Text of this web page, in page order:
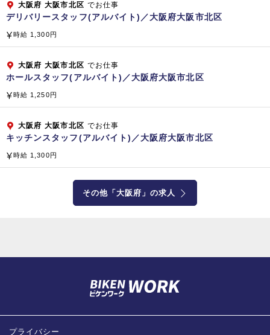
企業公式サイト
大阪府 大阪市北区 でお仕事
デリバリースタッフ(アルバイト)／大阪府大阪市北区
時給 1,300円
大阪府 大阪市北区 でお仕事
ホールスタッフ(アルバイト)／大阪府大阪市北区
時給 1,250円
大阪府 大阪市北区 でお仕事
キッチンスタッフ(アルバイト)／大阪府大阪市北区
時給 1,300円
その他「大阪府」の求人
プライバシー